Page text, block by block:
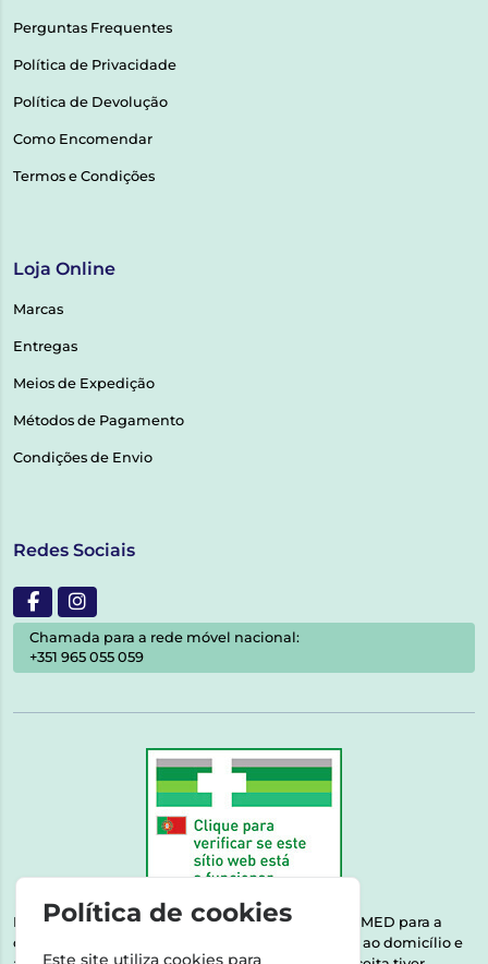
Perguntas Frequentes
Política de Privacidade
Política de Devolução
Como Encomendar
Termos e Condições
Loja Online
Marcas
Entregas
Meios de Expedição
Métodos de Pagamento
Condições de Envio
Redes Sociais
Chamada para a rede móvel nacional:
+351 965 055 059
Esta farmácia encontra-se autorizada pelo INFARMED para a
dispensa de medicamentos e produtos de saúde ao domicílio e
Política de cookies
Este site utiliza cookies para